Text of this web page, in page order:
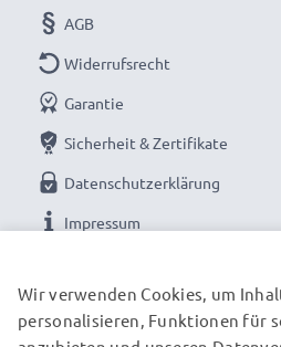
UNSERE ZAHLUNGSOPTIONEN
AGB
Widerrufsrecht
Garantie
Sicherheit & Zertifikate
Datenschutzerklärung
Impressum
Wir verwenden Cookies, um
personalisieren, Funktionen für